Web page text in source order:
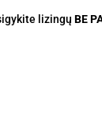
lizingų BE